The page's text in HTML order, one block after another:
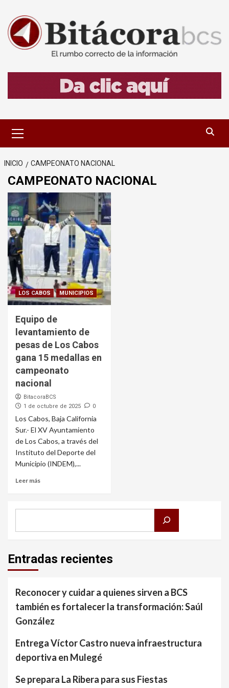
contenido
primario
INICIO CAMPEONATO NACIONAL
CAMPEONATO NACIONAL
LOS CABOS MUNICIPIOS
Equipo de
levantamiento de
pesas de Los Cabos
gana 15 medallas en
campeonato
nacional
BitacoraBCS
1 de octubre de 2025
0
Los Cabos, Baja California
Sur.- El XV Ayuntamiento
de Los Cabos, a través del
Instituto del Deporte del
Municipio (INDEM),...
Leer más
Entradas recientes
Reconocer y cuidar a quienes sirven a BCS
también es fortalecer la transformación: Saúl
González
Entrega Víctor Castro nueva infraestructura
deportiva en Mulegé
Se prepara La Ribera para sus Fiestas